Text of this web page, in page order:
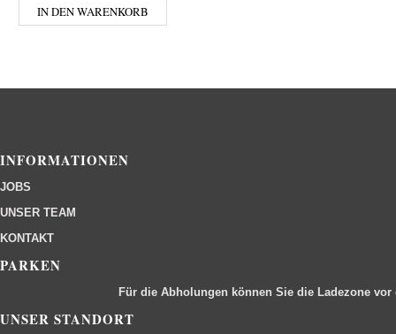
IN DEN WARENKORB
INFORMATIONEN
JOBS
UNSER TEAM
KONTAKT
PARKEN
Für die Abholungen können Sie die Ladezone
UNSER STANDORT